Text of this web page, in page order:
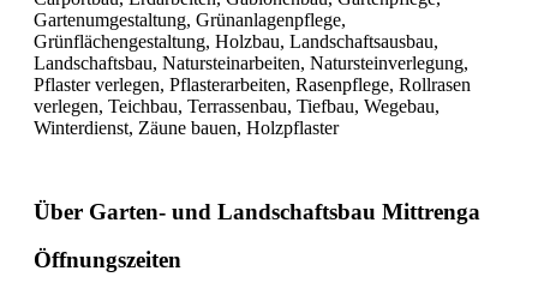
Gartenumgestaltung, Grünanlagenpflege,
Grünflächengestaltung, Holzbau, Landschaftsausbau,
Landschaftsbau, Natursteinarbeiten, Natursteinverlegung,
Pflaster verlegen, Pflasterarbeiten, Rasenpflege, Rollrasen
verlegen, Teichbau, Terrassenbau, Tiefbau, Wegebau,
Winterdienst, Zäune bauen, Holzpflaster
Über Garten- und Landschaftsbau Mittrenga
Öffnungszeiten